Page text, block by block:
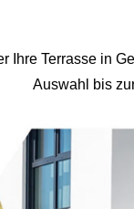
Ihre Terrasse in
Auswahl bis